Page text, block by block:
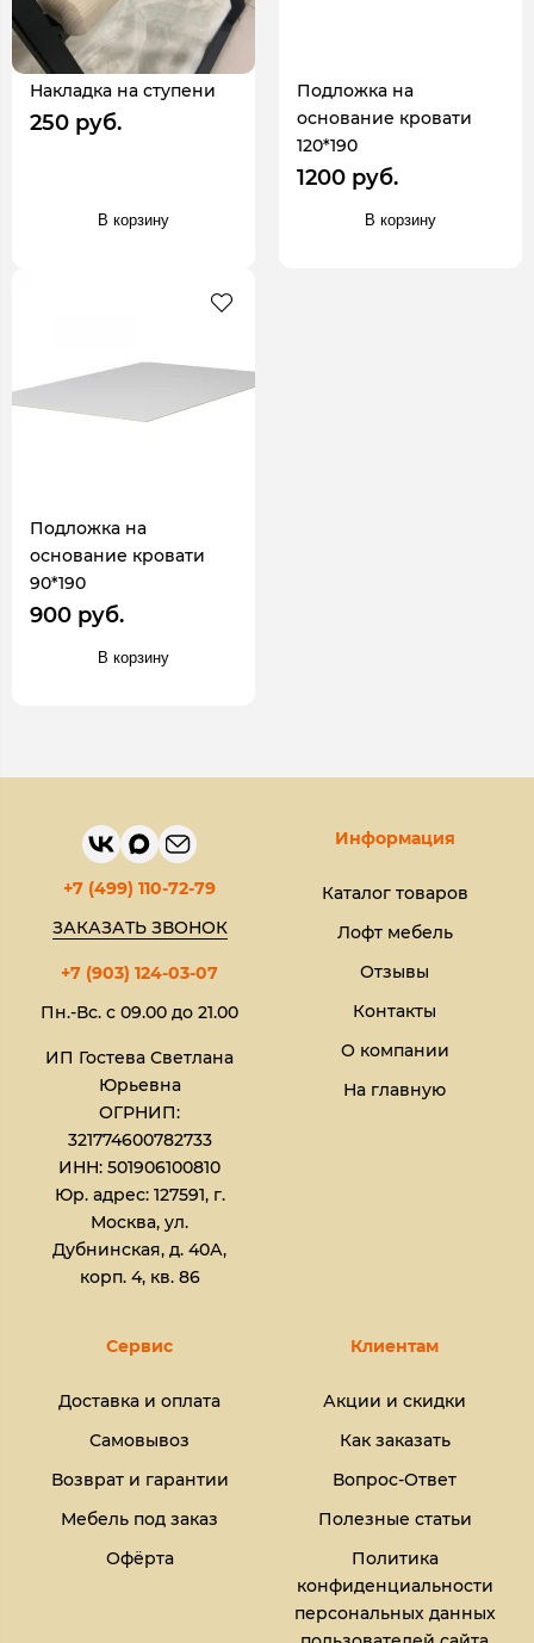
Накладка на ступени
250 руб.
В корзину
Подложка на
основание кровати
120*190
1200 руб.
В корзину
Подложка на
основание кровати
90*190
900 руб.
В корзину
+7 (499) 110-72-79
ЗАКАЗАТЬ ЗВОНОК
+7 (903) 124-03-07
Пн.-Вс. с 09.00 до 21.00
ИП Гостева Светлана
Юрьевна​
ОГРНИП:
321774600782733
ИНН: 501906100810
Юр. адрес: 127591, г.
Москва, ул.
Дубнинская, д. 40А,
корп. 4, кв. 86
Информация
Каталог товаров
Лофт мебель
Отзывы
Контакты
О компании
На главную
Сервис
Доставка и оплата
Самовывоз
Возврат и гарантии
Мебель под заказ
Офёрта
Клиентам
Акции и скидки
Как заказать
Вопрос-Ответ
Полезные статьи
Политика
конфиденциальности
персональных данных